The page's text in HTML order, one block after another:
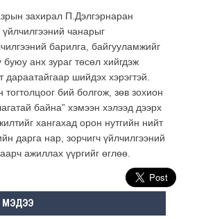
захирал П.Дэлгэрнаран
үйлчилгээний чанарыг
барилга, байгууламжийг
буюу анх зураг төсөл хийгдэж
шийдэх хэрэгтэй.
бий болгож, зөв зохион
байна” хэмээн хэлээд дээрх
хангахад орон нутгийн нийт
дарга нар, зорчигч үйлчилгээний
ажиллах үүргийг өглөө.
МЭДЭЭ